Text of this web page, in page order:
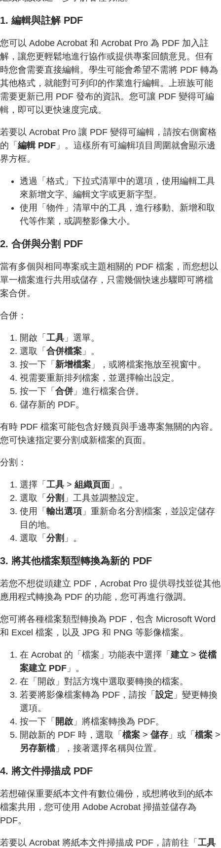
1. 編輯與註解 PDF
您可以 Adobe Acrobat 和 Acrobat Pro 為 PDF 加入註
解，讓您更輕鬆地進行協作或提供專案回饋意見。但有
時您會需要直接編輯。學生可能會希望不需將 PDF 轉為
其他格式，就能對可列印的作業進行編輯。上班族可能
需要更新已用 PDF 發布的資訊。您可讓 PDF 變得可編
輯，即可以更快速度完成。
若要以 Acrobat Pro 讓 PDF 變得可編輯，請按右側窗格
的「 編輯 PDF 」。這樣所有可編輯項目周圍就會顯示邊
界方框。
透過「格式」下拉式清單中的選項，使用編輯工具
來新增文字、編輯文字或更新字型。
使用「物件」清單中的工具，進行移動、新增和取
代等作業，或調整影像大小。
2. 合併與分割 PDF
當有多個與相同專案或主題相關的 PDF 檔案，而您想以
單一檔案進行共用或儲存，只需幾個快速步驟即可將檔
案合併。
合併：
開啟「 工具 」選單。
選取「 合併檔案 」。
按一下「 新增檔案 」，或將檔案拖放至視窗中。
視需要重新排列檔案，並選擇輸出設定。
按一下「 合併」進行檔案合併。
儲存新的 PDF。
有時 PDF 檔案可能包含好幾頁與手邊專案無關的內容。
您可快速指定要分割成新檔案的頁面。
分割：
選擇「 工具 > 組織頁面 」。
選取「 分割 」工具並調整設定。
使用「 輸出選項 」重新命名分割檔案，並設定儲存
目的地。
選取「 分割 」。
3. 將其他檔案類型轉換為新的 PDF
若您不想從頭建立 PDF，Acrobat Pro 提供尋找並從其他
應用程式轉換為 PDF 的功能，您可再進行微調。
您可將各種檔案類型轉換為 PDF，包含 Microsoft Word
和 Excel 檔案，以及 JPG 和 PNG 等影像檔案。
在 Acrobat 的「檔案」功能表中選擇「 建立 > 從檔
案建立 PDF 」。
在「開啟」對話方塊中選取要轉換的檔案。
若要將影像檔案轉為 PDF，請按「 設定 」變更轉換
選項。
按一下「 開啟 」將檔案轉換為 PDF。
開啟新的 PDF 時，選取「 檔案 > 儲存 」或「 檔案 >
另存新檔 」，接著選擇名稱與位置。
4. 將文件掃描成 PDF
若想確保重要紙本文件有數位備份，或想將收到的紙本
檔案共用，您可使用 Adobe Acrobat 掃描並儲存為
PDF。
若要以 Acrobat 將紙本文件掃描成 PDF，請前往「 工具